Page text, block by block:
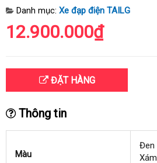
Danh mục: Xe đạp điện TAILG
12.900.000₫
ĐẶT HÀNG
Thông tin
Màu
Đen